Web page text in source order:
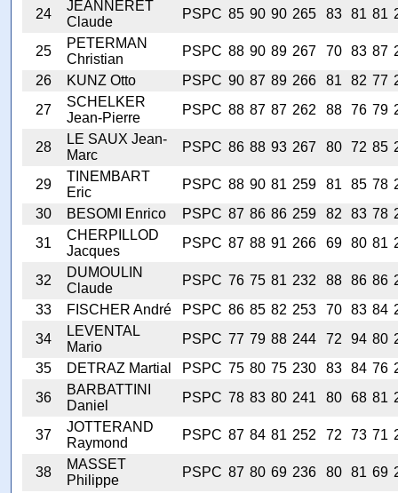
24
JEANNERET
Claude
PSPC 85 90 90 265 83 81 81
25
PETERMAN
Christian
PSPC 88 90 89 267 70 83 87
26
KUNZ Otto PSPC 90 87 89 266 81 82 77
27
SCHELKER
Jean-Pierre
PSPC 88 87 87 262 88 76 79
28
LE SAUX Jean-
Marc
PSPC 86 88 93 267 80 72 85
29
TINEMBART
Eric
PSPC 88 90 81 259 81 85 78
30
BESOMI Enrico PSPC 87 86 86 259 82 83 78
31
CHERPILLOD
Jacques
PSPC 87 88 91 266 69 80 81
32
DUMOULIN
Claude
PSPC 76 75 81 232 88 86 86
33
FISCHER André PSPC 86 85 82 253 70 83 84
34
LEVENTAL
Mario
PSPC 77 79 88 244 72 94 80
35
DETRAZ Martial PSPC 75 80 75 230 83 84 76
36
BARBATTINI
Daniel
PSPC 78 83 80 241 80 68 81
37
JOTTERAND
Raymond
PSPC 87 84 81 252 72 73 71
38
MASSET
Philippe
PSPC 87 80 69 236 80 81 69